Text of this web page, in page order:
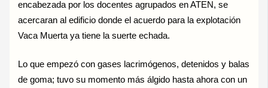
encabezada por los docentes agrupados en ATEN, se
acercaran al edificio donde el acuerdo para la explotación
Vaca Muerta ya tiene la suerte echada.
Lo que empezó con gases lacrimógenos, detenidos y balas
de goma; tuvo su momento más álgido hasta ahora con un